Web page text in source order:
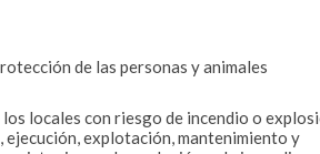
de las personas y animales
locales con riesgo de incendio o
ejecución, explotación, mantenimiento y